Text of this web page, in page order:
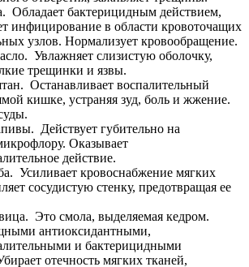
Обладает бактерицидным действием,
инфицирование в области кровоточащих
узлов. Нормализует кровообращение.
Увлажняет слизистую оболочку,
трещинки и язвы.
Останавливает воспалительный
кишке, устраняя зуд, боль и жжение.
Действует губительно на
Оказывает
действие.
Усиливает кровоснабжение мягких
сосудистую стенку, предотвращая ее
Это смола, выделяемая кедром.
антиоксидантными,
и бактерицидными
отечность мягких тканей,